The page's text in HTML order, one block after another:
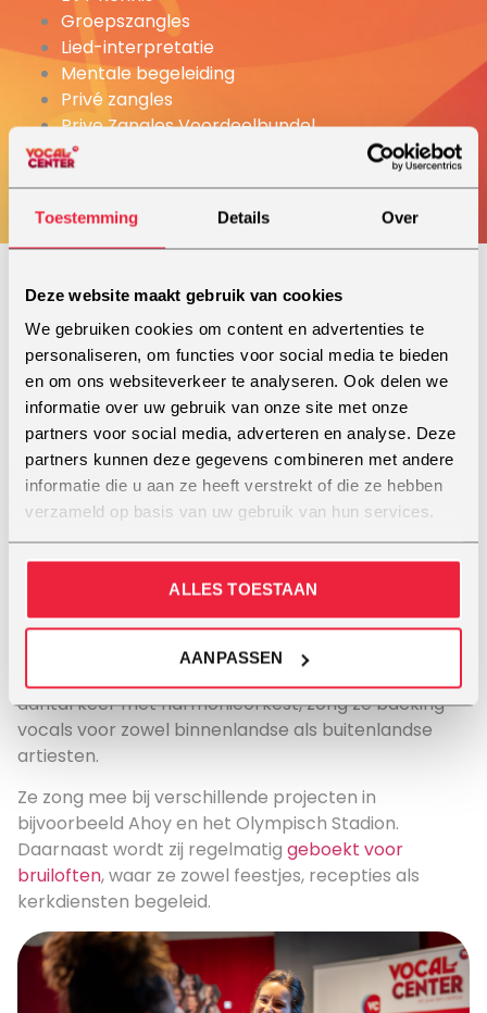
Toestemming Details Over
Deze website maakt gebruik van cookies
We gebruiken cookies om content en advertenties te
personaliseren, om functies voor social media te bieden
en om ons websiteverkeer te analyseren. Ook delen we
informatie over uw gebruik van onze site met onze
partners voor social media, adverteren en analyse. Deze
partners kunnen deze gegevens combineren met andere
informatie die u aan ze heeft verstrekt of die ze hebben
verzameld op basis van uw gebruik van hun services.
ALLES TOESTAAN
AANPASSEN
Groepszangles
Lied-interpretatie
Mentale begeleiding
Privé zangles
Prive Zangles Voordeelbundel
UVS kennis
Podiumervaring
Als zangeres heeft Marjolein een diverse
achtergrond. Opgegroeid in een muzikaal gezin met
een breed aantal genres, met veel Black Gospel,
Nederlandse muziek en Amsterdamse smartlappen,
maar bijvoorbeeld ook Queen. Als klein meisje zong
zij al snel, en leerde al snel harmonieën en samen
in verschillende samenstellingen. Begonnen in de
kerk, maar later ook op feestjes en bruiloften.
De afgelopen jaren heeft zij in verschillende
samenstellingen mogen optreden en mogen
aantal keer met harmonieorkest, zong ze backing
vocals voor zowel binnenlandse als buitenlandse
artiesten.
Ze zong mee bij verschillende projecten in
bijvoorbeeld Ahoy en het Olympisch Stadion.
Daarnaast wordt zij regelmatig geboekt voor
bruiloften, waar ze zowel feestjes, recepties als
kerkdiensten begeleid.